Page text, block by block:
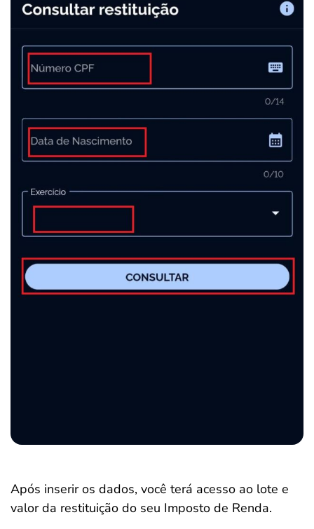
Após inserir os dados, você terá acesso ao lote e
valor da restituição do seu Imposto de Renda.